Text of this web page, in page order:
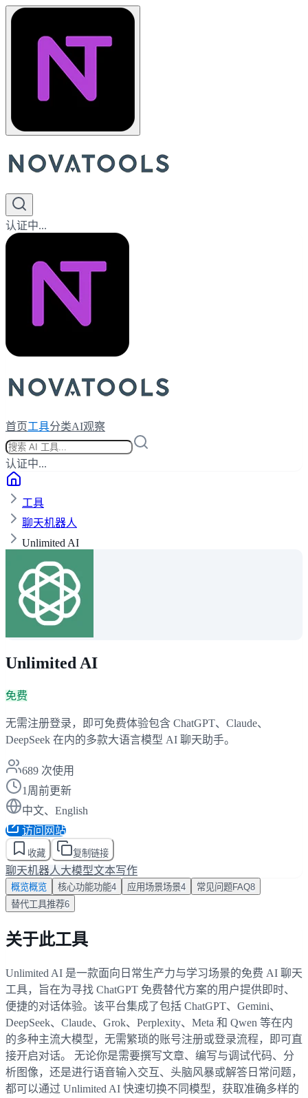
认证中...
首页工具分类AI观察
认证中...
工具
聊天机器人
Unlimited AI
Unlimited AI
免费
无需注册登录，即可免费体验包含 ChatGPT、Claude、
DeepSeek 在内的多款大语言模型 AI 聊天助手。
689 次使用
1周前更新
中文、English
访问网站
收藏 复制链接
聊天机器人大模型文本写作
概览概览 核心功能功能4 应用场景场景4 常见问题 FAQ8
替代工具推荐6
关于此工具
Unlimited AI 是一款面向日常生产力与学习场景的免费 AI 聊天
工具，旨在为寻找 ChatGPT 免费替代方案的用户提供即时、
便捷的对话体验。该平台集成了包括 ChatGPT、Gemini、
DeepSeek、Claude、Grok、Perplexity、Meta 和 Qwen 等在内
的多种主流大模型，无需繁琐的账号注册或登录流程，即可直
接开启对话。 无论你是需要撰写文章、编写与调试代码、分
析图像，还是进行语音输入交互、头脑风暴或解答日常问题，
都可以通过 Unlimited AI 快速切换不同模型，获取准确多样的